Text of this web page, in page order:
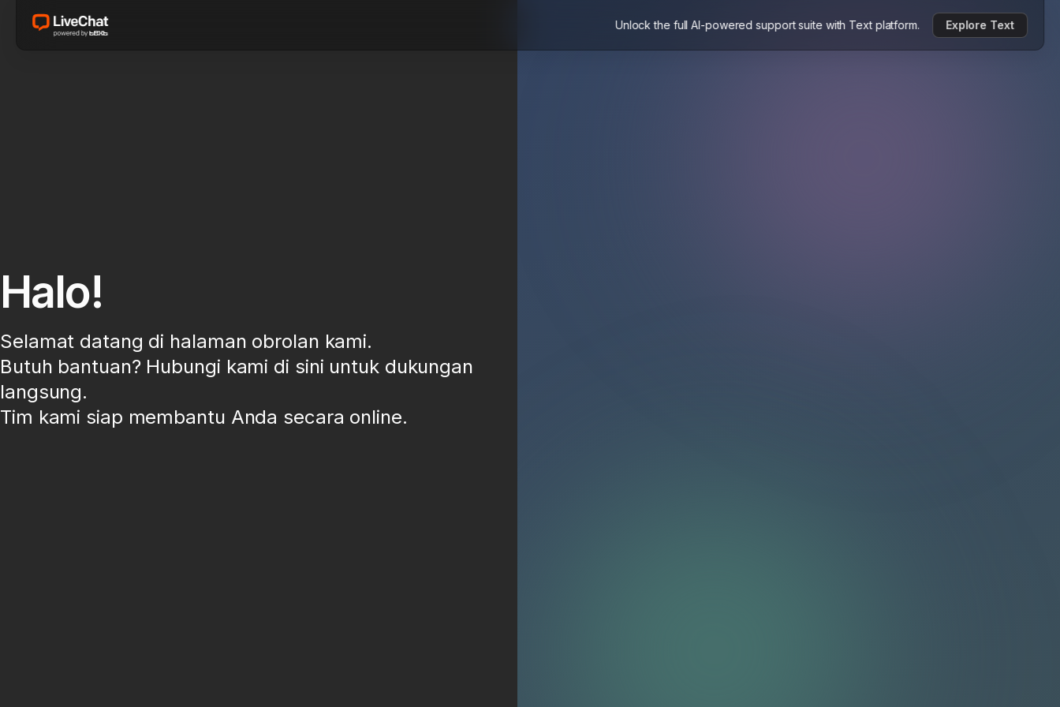
Unlock the full AI-powered support suite with Text platform. Explore Text
Halo!
Selamat datang di halaman obrolan kami.
Butuh bantuan? Hubungi kami di sini untuk dukungan
langsung.
Tim kami siap membantu Anda secara online.